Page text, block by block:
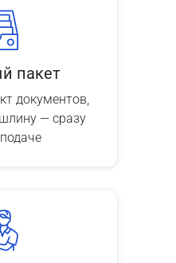
пакет
документов,
— сразу